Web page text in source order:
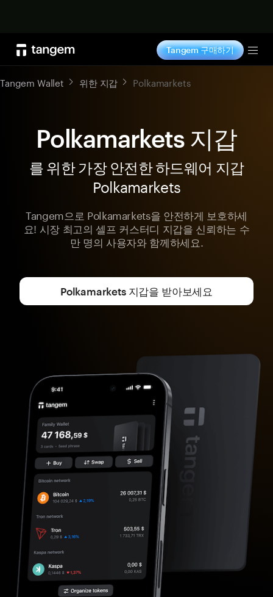
Tangem 구매하기
Tangem Wallet 위한 지갑 Polkamarkets
Polkamarkets 지갑
를 위한 가장 안전한 하드웨어 지갑
Polkamarkets
Tangem으로 Polkamarkets을 안전하게 보호하세
요! 시장 최고의 셀프 커스터디 지갑을 신뢰하는 수
만 명의 사용자와 함께하세요.
Polkamarkets 지갑을 받아보세요